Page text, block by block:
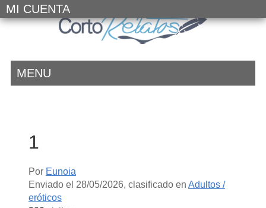
MI CUENTA
MENU
1
Por Eunoia
Enviado el 28/05/2026, clasificado en Adultos /
eróticos